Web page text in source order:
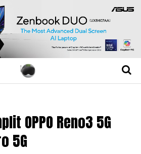
OPPO Reno3 5G
5G